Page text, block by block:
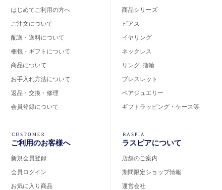
はじめてご利用の方へ
ご注文について
配送・送料について
梱包・ギフトについて
商品について
お手入れ方法について
返品・交換・修理
会員登録について
商品シリーズ
ピアス
イヤリング
ネックレス
リング･指輪
ブレスレット
ペアジュエリー
ギフトラッピング・ケース等
CUSTOMER
ご利用のお客様へ
新規会員登録
会員ログイン
お気に入り商品
RASPIA
ラスピアについて
店舗のご案内
期間限定ショップ情報
運営会社